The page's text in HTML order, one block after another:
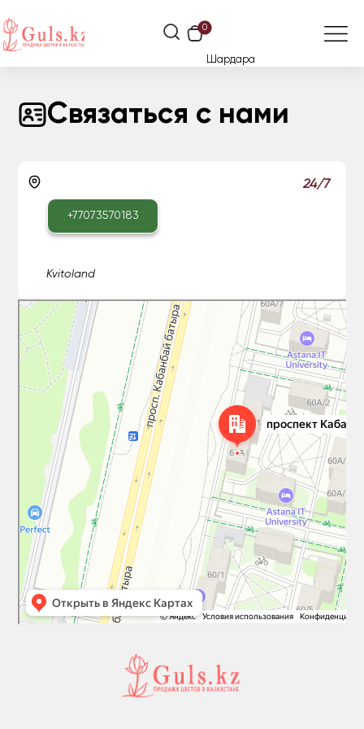
0
Шардара
Связаться с нами
+77073570183
Kvitoland
24/7
Астана
Проспект Кабанбай Батыра, 60А — Яндекс Карты